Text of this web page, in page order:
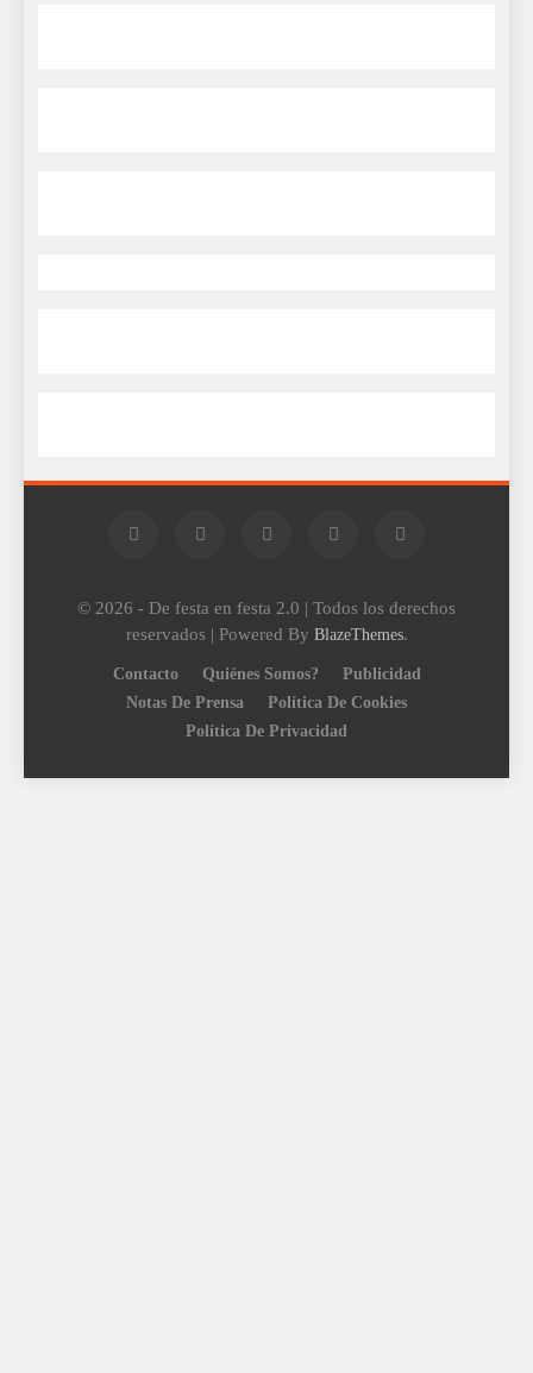
© 2026 - De festa en festa 2.0 | Todos los derechos
reservados | Powered By BlazeThemes.
Contacto Quiénes Somos?
Publicidad
Notas De Prensa
Política De Cookies
Política De Privacidad